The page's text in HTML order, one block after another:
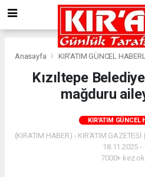
Anasayfa KIR'ATIM GÜNCEL
Kızıltepe
mağduru
KIR'ATIM GÜNCEL
(KIRATIM HABER) - KIR'ATIM
18.11.2025 -
7000+ kez